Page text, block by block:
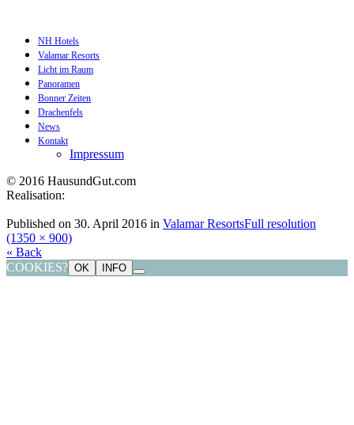
NH Hotels
Valamar Resorts
Licht im Raum
Panoramen
Bonner Zeiten
Drachenfels
News
Kontakt
Impressum
© 2016 HausundGut.com
Realisation:
Published on 30. April 2016 in Valamar ResortsFull resolution
(1350 × 900)
« Back
COOKIES? OK INFO